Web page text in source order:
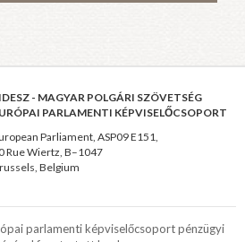
- MAGYAR POLGÁRI SZÖVETSÉG
PARLAMENTI KÉPVISELŐCSOPORT
Parliament, ASP09 E151,
Rue Wiertz, B–1047
Belgium
parlamenti képviselőcsoport pénzügyi